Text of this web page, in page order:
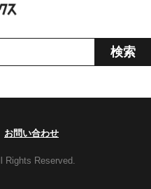
お問い合わせ
Rights Reserved.